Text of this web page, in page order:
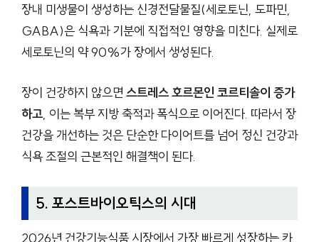
장내 미생물이 생성하는 신경전달물질(세로토닌, 도파민,
GABA)은 식욕과 기분에 직접적인 영향을 미친다. 실제로
세로토닌의 약 90%가 장에서 생성된다.
장이 건강하지 않으면 스트레스 호르몬인 코르티솔이 증가
하고, 이는 복부 지방 축적과 폭식으로 이어진다. 따라서 장
건강을 개선하는 것은 단순한 다이어트를 넘어 정신 건강과
식욕 조절의 근본적인 해결책이 된다.
5. 포스트바이오틱스의 시대
2026년 건강기능식품 시장에서 가장 빠르게 성장하는 카